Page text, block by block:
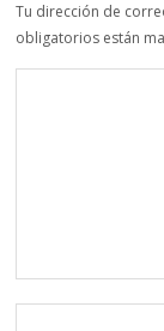
Tu dirección de
obligatorios están